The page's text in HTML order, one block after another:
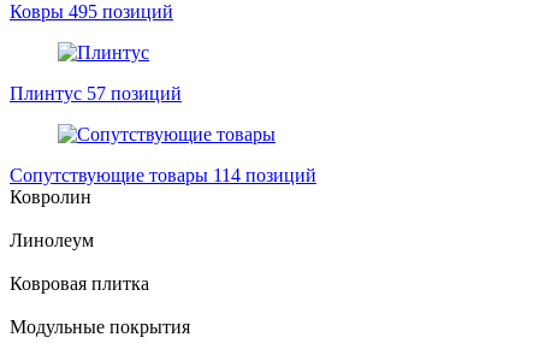
Ковры 495 позиций
Плинтус 57 позиций
Сопутствующие товары 114 позиций
Ковролин
Линолеум
Ковровая плитка
Модульные покрытия